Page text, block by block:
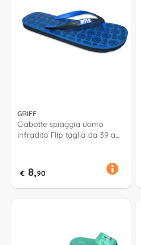
GRIFF
Ciabatte spiaggia uomo
infradito Flip taglia da 39 a
€ 8,90